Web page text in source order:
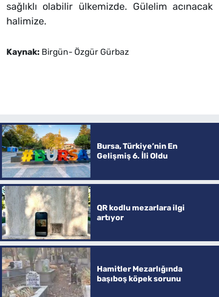
sağlıklı olabilir ülkemizde. Gülelim acınacak
halimize.
Kaynak: Birgün- Özgür Gürbaz
Bursa, Türkiye’nin En
Gelişmiş 6. İli Oldu
QR kodlu mezarlara ilgi
artıyor
Hamitler Mezarlığında
başıboş köpek sorunu